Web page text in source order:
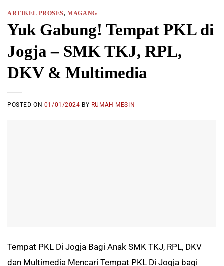
ARTIKEL PROSES,MAGANG
Yuk Gabung! Tempat PKL di
Jogja – SMK TKJ, RPL,
DKV & Multimedia
POSTED ON 01/01/2024 BY RUMAH MESIN
Tempat PKL Di Jogja Bagi Anak SMK TKJ, RPL, DKV
dan Multimedia Mencari Tempat PKL Di Jogja bagi